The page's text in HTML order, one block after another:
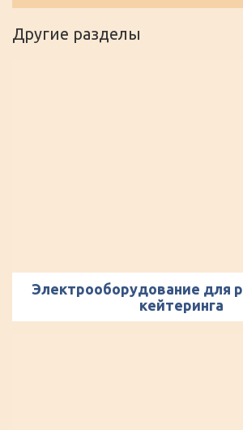
Другие разделы
Электрооборудование для
кейтеринга